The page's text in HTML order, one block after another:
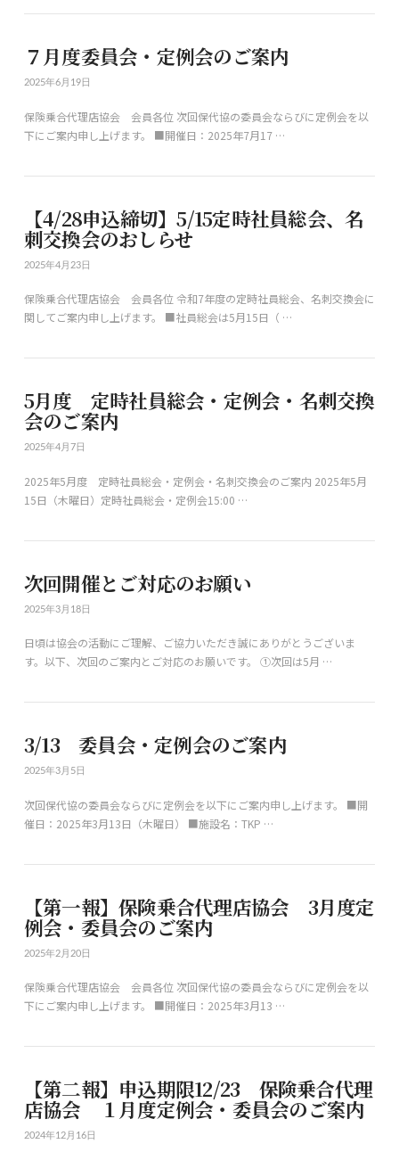
７月度委員会・定例会のご案内
2025年6月19日
保険乗合代理店協会 会員各位 次回保代協の委員会ならびに定例会を以
下にご案内申し上げます。 ■開催日：2025年7月17 …
【4/28申込締切】5/15定時社員総会、名
刺交換会のおしらせ
2025年4月23日
保険乗合代理店協会 会員各位 令和7年度の定時社員総会、名刺交換会に
関してご案内申し上げます。 ■社員総会は5月15日（ …
5月度 定時社員総会・定例会・名刺交換
会のご案内
2025年4月7日
2025年5月度 定時社員総会・定例会・名刺交換会のご案内 2025年5月
15日（木曜日）定時社員総会・定例会15:00 …
次回開催とご対応のお願い
2025年3月18日
日頃は協会の活動にご理解、ご協力いただき誠にありがとうございま
す。以下、次回のご案内とご対応のお願いです。 ①次回は5月 …
3/13 委員会・定例会のご案内
2025年3月5日
次回保代協の委員会ならびに定例会を以下にご案内申し上げます。 ■開
催日：2025年3月13日（木曜日） ■施設名：TKP …
【第一報】保険乗合代理店協会 3月度定
例会・委員会のご案内
2025年2月20日
保険乗合代理店協会 会員各位 次回保代協の委員会ならびに定例会を以
下にご案内申し上げます。 ■開催日：2025年3月13 …
【第二報】申込期限12/23 保険乗合代理
店協会 １月度定例会・委員会のご案内
2024年12月16日